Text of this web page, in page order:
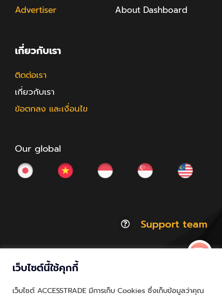
Advertiser
About Dashboard
เกี่ยวกับเรา
ติดต่อเรา
เกี่ยวกับเรา
ข้อตกลง และเงื่อนไข
Our global
Support team
เว็บไซต์นี้ใช้คุกกี้
เว็บไซต์ ACCESSTRADE มีการเก็บ Cookies ซึ่งเก็บข้อมูลว่าคุณ